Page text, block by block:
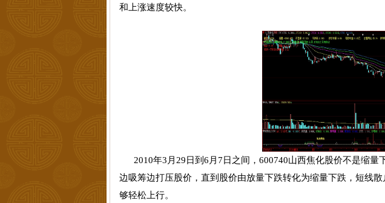
和上涨速度较快。
2010年3 月 29 日到 6 月 7 日 之间， 600740山西焦化股价不是缩量
边吸筹边打压股价，直到股价由放量下跌转化为缩量下跌，短线
够轻松上行。